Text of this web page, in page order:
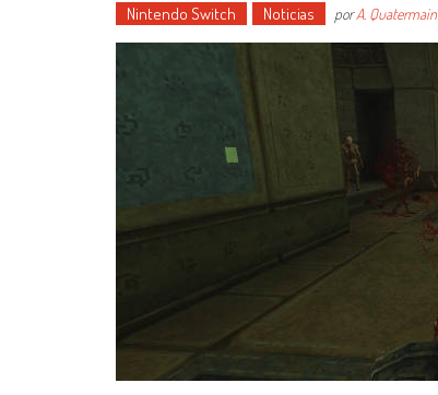
Nintendo Switch Noticias porA. Quatermain